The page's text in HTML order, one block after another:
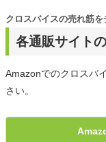
各通販サイト
クロスバイスの売れ筋を
Amazonでのクロスバ
さい。